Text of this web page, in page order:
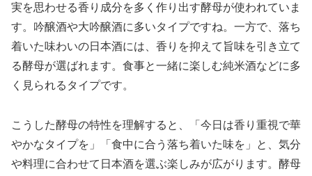
実を思わせる香り成分を多く作り出す酵母が使われていま
す。吟醸酒や大吟醸酒に多いタイプですね。一方で、落ち
着いた味わいの日本酒には、香りを抑えて旨味を引き立て
る酵母が選ばれます。食事と一緒に楽しむ純米酒などに多
く見られるタイプです。
こうした酵母の特性を理解すると、「今日は香り重視で華
やかなタイプを」「食中に合う落ち着いた味を」と、気分
や料理に合わせて日本酒を選ぶ楽しみが広がります。酵母